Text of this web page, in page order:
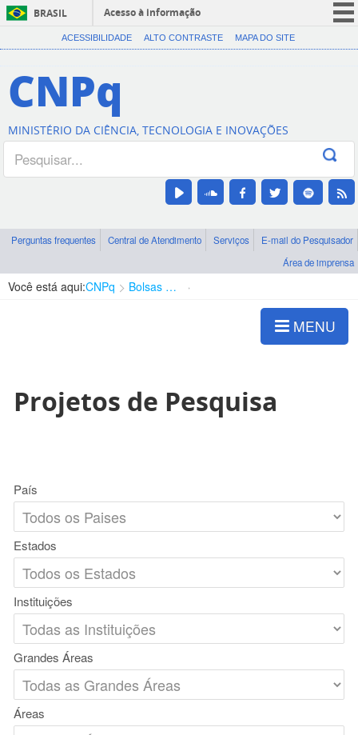
BRASIL
Acesso à informação
CORONAVÍRUS (COVID-19)
Canais
ACESSIBILIDADE ALTO CONTRASTE MAPA DO SITE
CNPq
MINISTÉRIO DA CIÊNCIA, TECNOLOGIA E INOVAÇÕES
Perguntas frequentes Central de Atendimento Serviços
E-mail do Pesquisador
Área de imprensa
Você está aqui:CNPq Bolsas e Auxílios Vigentes
MENU
Projetos de Pesquisa
País
Estados
Instituições
Grandes Áreas
Áreas